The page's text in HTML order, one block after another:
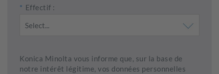
* Effectif :
Konica Minolta vous informe que, sur la base de
notre intérêt légitime, vos données personnelles